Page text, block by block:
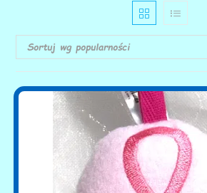
Sortuj wg popularności